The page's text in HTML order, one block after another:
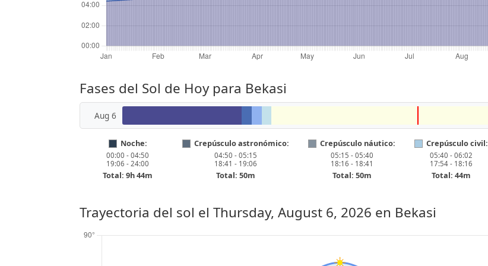
Fases del Sol de Hoy para Bekasi
Aug 6
Noche:
00:00 - 04:50
19:06 - 24:00
Total: 9h 44m
Crepúsculo astronómico:
04:50 - 05:15
18:41 - 19:06
Total: 50m
Crepúsculo náutico:
05:15 - 05:40
18:16 - 18:41
Total: 50m
Crepúsculo civil:
05:40 - 06:02
17:54 - 18:16
Total: 44m
Trayectoria del sol el Thursday, August 6, 2026 en Bekasi